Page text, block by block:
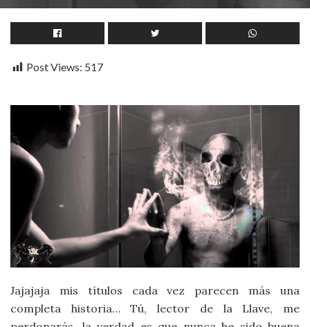
Post Views: 517
Jajajaja mis títulos cada vez parecen más una
completa historia… Tú, lector de la Llave, me